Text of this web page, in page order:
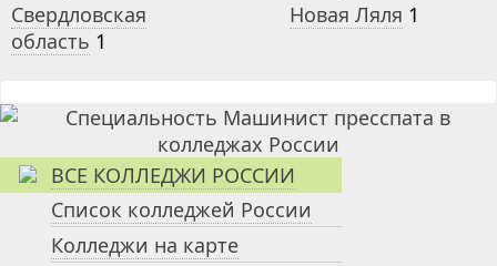
Свердловская
область 1
Новая Ляля 1
ВСЕ КОЛЛЕДЖИ РОССИИ
Список колледжей России
Колледжи на карте